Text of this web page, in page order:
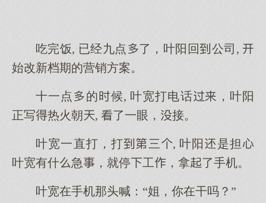
吃完饭, 已经九点了，叶阳回公司, 
始改新档期的营销方案。
十一点的候, 叶宽打电话，叶阳
正写热火朝, 了一眼，接。
叶宽一直打，打三, 叶阳是担
叶宽有什急，就停工，拿了手机。
叶宽在手机那头喊：“姐，你在干吗？”